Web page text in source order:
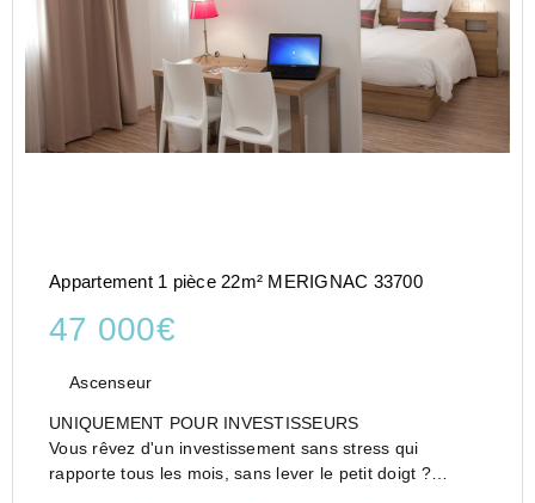
Appartement 1 pièce 22m² MERIGNAC 33700
47 000€
Ascenseur
UNIQUEMENT POUR INVESTISSEURS
Vous rêvez d'un investissement sans stress qui
rapporte tous les mois, sans lever le petit doigt ?